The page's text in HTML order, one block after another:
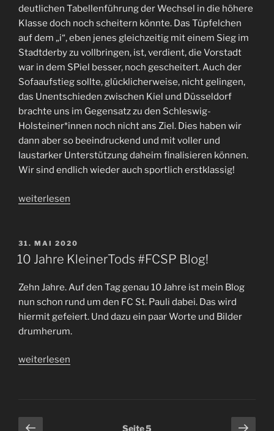
deutlichen Tabellenführung der Wechsel in die höhere
Klasse doch noch scheitern könnte. Das Tüpfelchen
auf dem „i“, eben jenes gleichzeitig mit einem Sieg im
Stadtderby zu vollbringen, ist, verdient, die Vorstadt
war in dem SPiel besser, noch gescheitert. Auch der
Sofaaufstieg sollte, glücklicherweise, nicht gelingen,
das Unentschieden zwischen Kiel und Düsseldorf
brachte uns im Gegensatz zu den Schleswig-
Holsteiner*innen noch nicht ans Ziel. Dies haben wir
dann aber so beeindruckend und mit voller und
laustarker Unterstützung daheim finalisieren können.
Wir sind endlich wieder auch sportlich erstklassig!
„Erstklassig!
vollendet
der
den
Aufstieg
gegen
Osnabrück“
weiterlesen
VERÖFFENTLICHT
AM
31. MAI 2020
10 Jahre KleinerTods #FCSP Blog!
Zehn Jahre. Auf den Tag genau 10 Jahre ist mein Blog
nun schon rund um den FC St. Pauli dabei. Das wird
hiermit gefeiert. Und dazu ein paar Worte und Bilder
drumherum.
„10
Blog!“
weiterlesen
Seitennummerierung
Vorherige Seite5